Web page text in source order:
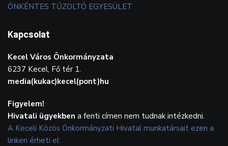
ÖNKÉNTES TŰZOLTÓ EGYESÜLET
Kapcsolat
Kecel Város Önkormányzata
6237 Kecel, Fő tér 1.
media(kukac)kecel(pont)hu
Figyelem!
Hivatali ügyekben a fenti címen nem tudnak intézkedni.
A Keceli Közös Önkormányzati Hivatal munkatársait ezen a
linken érheti el: